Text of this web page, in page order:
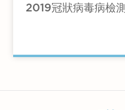
2019冠狀病毒病檢測